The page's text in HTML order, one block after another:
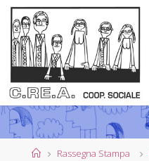
Salta
contenuto
HomeRassegna Stampa